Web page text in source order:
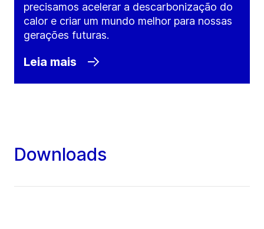
precisamos acelerar a descarbonização do
calor e criar um mundo melhor para nossas
gerações futuras.
Leia mais
Downloads